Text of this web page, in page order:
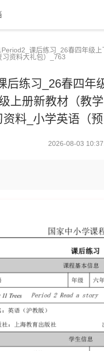
课后练习_26春四年级
习资料大礼包）_763
后练习_26春四年
上册新教材（教
资料_小学英语（
2026-08-03